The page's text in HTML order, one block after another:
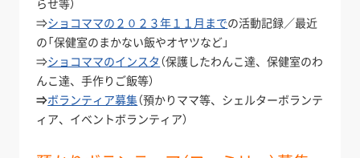
らせ等）
⇒ショコママの２０２３年１１月までの活動記録／最近
の「保健室のまかない飯やオヤツなど」
⇒ショコママのインスタ （保護したわんこ達、保健室のわ
んこ達、手作りご飯等）
⇒ボランティア募集（預かりママ等、シェルターボランテ
ィア、イベントボランティア）